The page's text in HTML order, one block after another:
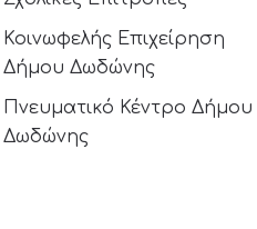
Κοινωφελής Επιχείρηση
Δήμου Δωδώνης
Πνευματικό Κέντρο Δήμου
Δωδώνης